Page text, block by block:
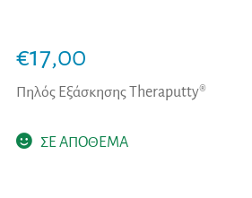
€17,00
Πηλός Εξάσκησης Theraputty®
ΣΕ ΑΠΟΘΕΜΑ